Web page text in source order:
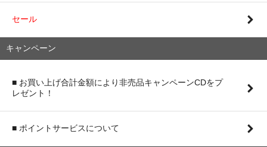
セール
キャンペーン
■ お買い上げ合計金額により非売品キャンペーンCDをプ
レゼント！
■ ポイントサービスについて